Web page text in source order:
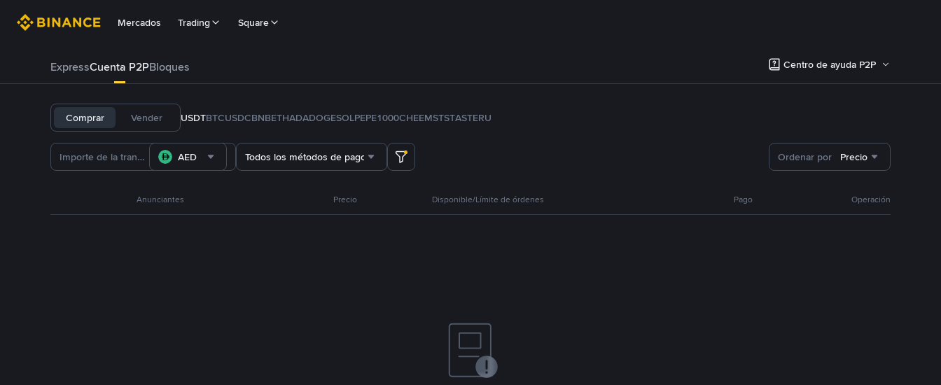
Mercados Trading Square
ExpressCuenta P2PBloques Centro de ayuda P2P
Comprar Vender USDTBTCUSDCBNBETHADADOGESOLPEPE1000CHEEMSTSTASTERU
AED Todos los métodos de pago Ordenar por Precio
Anunciantes Precio Disponible/Límite de órdenes Pago Operación